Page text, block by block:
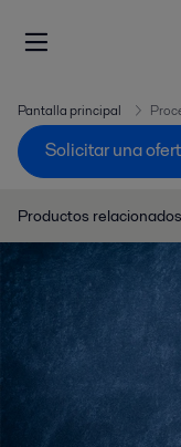
Pantalla principal
Solicitar una
Productos relacionados